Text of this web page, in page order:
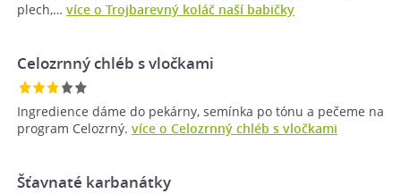
plech,… více o Trojbarevný koláč naší babičky
Celozrnný chléb s vločkami
Ingredience dáme do pekárny, semínka po tónu a pečeme na
program Celozrný. více o Celozrnný chléb s vločkami
Šťavnaté karbanátky